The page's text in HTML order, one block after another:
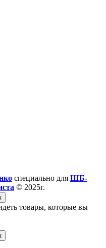
специально для ШБ-
© 2025г.
товары, которые вы